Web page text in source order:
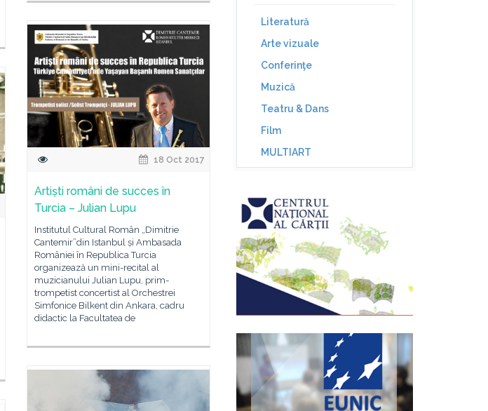
18 Oct 2017
Artiști români de succes în
Turcia – Julian Lupu
Institutul Cultural Român „Dimitrie
Cantemir”din Istanbul și Ambasada
României în Republica Turcia
organizează un mini-recital al
muzicianului Julian Lupu, prim-
trompetist concertist al Orchestrei
Simfonice Bilkent din Ankara, cadru
didactic la Facultatea de
Literatură
Arte vizuale
Conferinţe
Muzică
Teatru & Dans
Film
MULTIART